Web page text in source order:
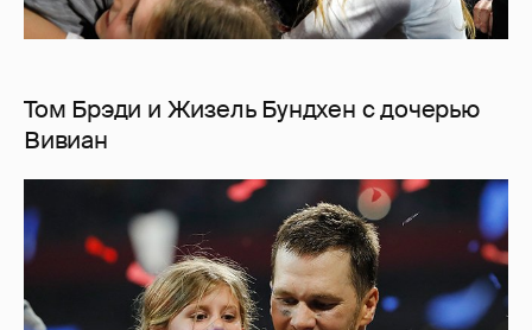
Том Брэди и Жизель Бундхен с дочерью
Вивиан